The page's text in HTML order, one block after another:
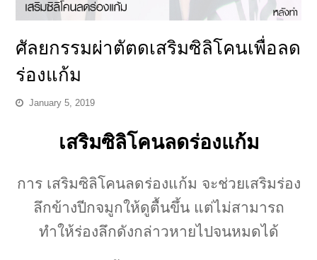
ศัลยกรรมผ่าตัตดเสริมซิลิโคนเพื่อลด
ร่องแก้ม
January 5, 2019
เสริมซิลิโคนลดร่องแก้ม
การ เสริมซิลิโคนลดร่องแก้ม จะช่วยเสริมร่อง
ลึกข้างปีกจมูกให้ดูตื้นขึ้น แต่ไม่สามารถ
ทำให้ร่องลึกดังกล่าวหายไปจนหมดได้